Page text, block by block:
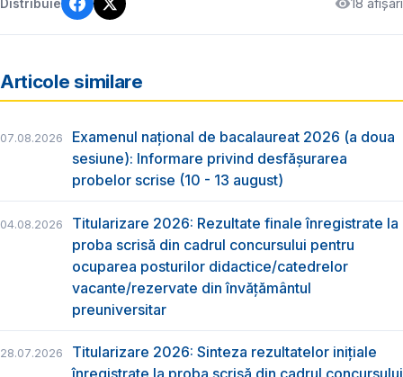
Distribuie 18 afișări
Articole similare
07.08.2026
Examenul național de bacalaureat 2026 (a doua
sesiune): Informare privind desfășurarea
probelor scrise (10 - 13 august)
04.08.2026
Titularizare 2026: Rezultate finale înregistrate la
proba scrisă din cadrul concursului pentru
ocuparea posturilor didactice/catedrelor
vacante/rezervate din învăţământul
preuniversitar
28.07.2026
Titularizare 2026: Sinteza rezultatelor inițiale
înregistrate la proba scrisă din cadrul concursului